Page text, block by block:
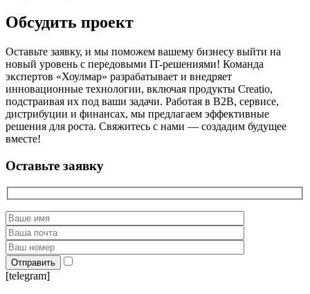
Обсудить проект
Оставьте заявку, и мы поможем вашему бизнесу выйти на
новый уровень с передовыми IT-решениями! Команда
экспертов «Хоулмар» разрабатывает и внедряет
инновационные технологии, включая продукты Creatio,
подстраивая их под ваши задачи. Работая в B2B, сервисе,
дистрибуции и финансах, мы предлагаем эффективные
решения для роста. Свяжитесь с нами — создадим будущее
вместе!
Оставьте заявку
[telegram]